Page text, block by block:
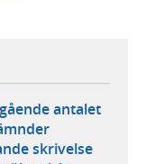
antalet
skrivelse